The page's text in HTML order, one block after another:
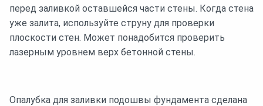
перед заливкой оставшейся части стены. Когда стена
уже залита, используйте струну для проверки
плоскости стен. Может понадобится проверить
лазерным уровнем верх бетонной стены.
Опалубка для заливки подошвы фундамента сделана